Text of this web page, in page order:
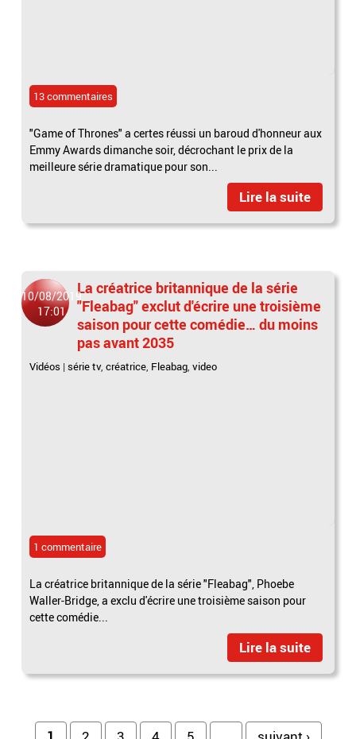
13 commentaires
"Game of Thrones" a certes réussi un baroud d'honneur aux
Emmy Awards dimanche soir, décrochant le prix de la
meilleure série dramatique pour son...
Lire la suite
10/08/2019
17:01
La créatrice britannique de la série
"Fleabag" exclut d'écrire une troisième
saison pour cette comédie… du moins
pas avant 2035
Vidéos |série tv,créatrice, Fleabag,video
1 commentaire
La créatrice britannique de la série "Fleabag", Phoebe
Waller-Bridge, a exclu d'écrire une troisième saison pour
cette comédie...
Lire la suite